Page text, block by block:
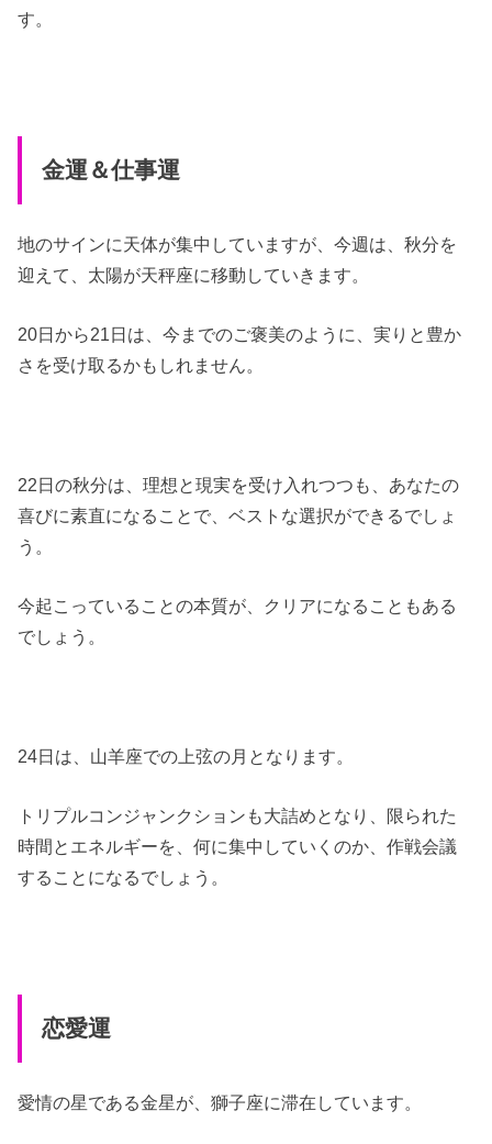
す。
金運＆仕事運
地のサインに天体が集中していますが、今週は、秋分を
迎えて、太陽が天秤座に移動していきます。
20日から21日は、今までのご褒美のように、実りと豊か
さを受け取るかもしれません。
22日の秋分は、理想と現実を受け入れつつも、あなたの
喜びに素直になることで、ベストな選択ができるでしょ
う。
今起こっていることの本質が、クリアになることもある
でしょう。
24日は、山羊座での上弦の月となります。
トリプルコンジャンクションも大詰めとなり、限られた
時間とエネルギーを、何に集中していくのか、作戦会議
することになるでしょう。
恋愛運
愛情の星である金星が、獅子座に滞在しています。